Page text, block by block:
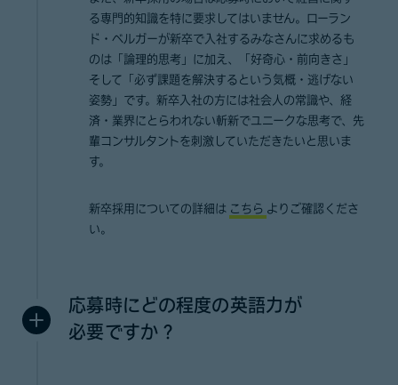
る専門的知識を特に要求してはいません。ローラン
ド・ベルガーが新卒で入社するみなさんに求めるも
のは「論理的思考」に加え、「好奇心・前向きさ」
そして「必ず課題を解決するという気概・逃げない
姿勢」です。新卒入社の方には社会人の常識や、経
済・業界にとらわれない斬新でユニークな思考で、先
輩コンサルタントを刺激していただきたいと思いま
す。
新卒採用についての詳細は こちら よりご確認くださ
い。
応募時にどの程度の英語力が
必要ですか？